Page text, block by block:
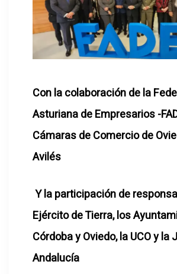
Con la colaboración de la
Asturiana de Empresarios -
Cámaras de Comercio de
Avilés
Y la participación de
Ejército de Tierra, los
Córdoba y Oviedo, la UCO y la
Andalucía